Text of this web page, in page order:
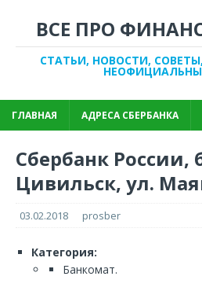
ВСЕ ПРО
СТАТЬИ, НОВОСТИ,
ГЛАВНАЯ АДРЕСА СБЕРБАНКА
Сбербанк
Цивильск, ул.
03.02.2018 prosber
Категория:
Банкомат.